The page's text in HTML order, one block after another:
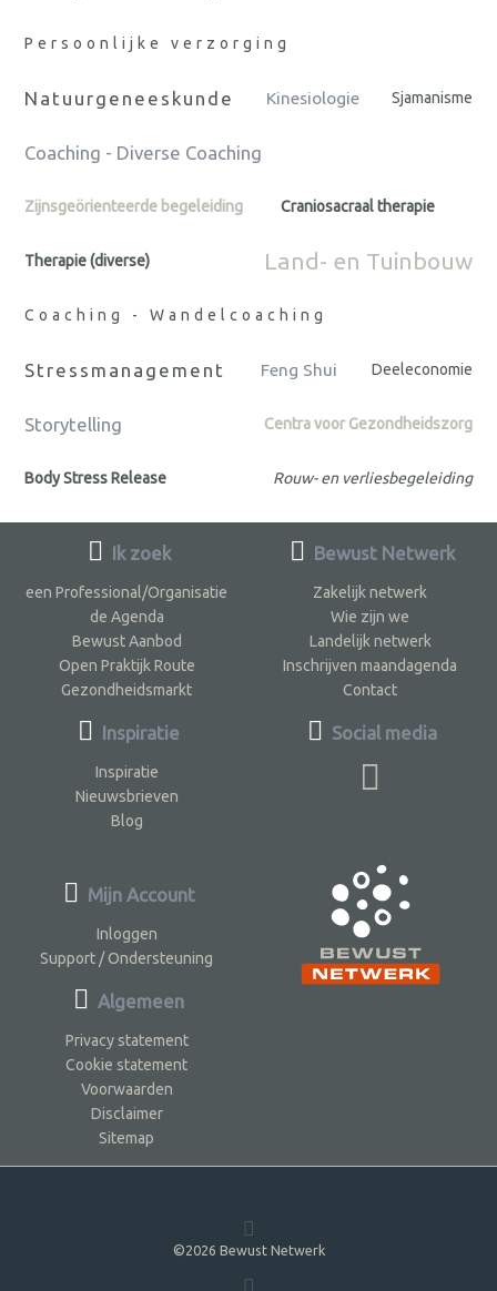
Persoonlijke verzorging
Natuurgeneeskunde Kinesiologie Sjamanisme
Coaching - Diverse Coaching
Zijnsgeörienteerde begeleiding Craniosacraal therapie
Therapie (diverse) Land- en Tuinbouw
Coaching - Wandelcoaching
Stressmanagement Feng Shui Deeleconomie
Storytelling Centra voor Gezondheidszorg
Body Stress Release Rouw- en verliesbegeleiding
Ik zoek
een Professional/Organisatie
de Agenda
Bewust Aanbod
Open Praktijk Route
Gezondheidsmarkt
Inspiratie
Inspiratie
Nieuwsbrieven
Blog
Bewust Netwerk
Zakelijk netwerk
Wie zijn we
Landelijk netwerk
Inschrijven maandagenda
Contact
Social media
Mijn Account
Inloggen
Support / Ondersteuning
Algemeen
Privacy statement
Cookie statement
Voorwaarden
Disclaimer
Sitemap
©2026 Bewust Netwerk